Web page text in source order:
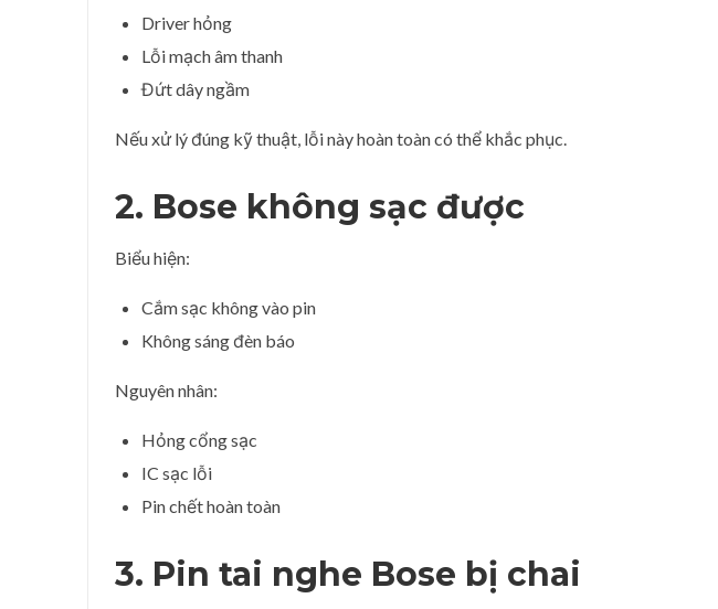
Driver hỏng
Lỗi mạch âm thanh
Đứt dây ngầm
Nếu xử lý đúng kỹ thuật, lỗi này hoàn toàn có thể khắc phục.
2. Bose không sạc được
Biểu hiện:
Cắm sạc không vào pin
Không sáng đèn báo
Nguyên nhân:
Hỏng cổng sạc
IC sạc lỗi
Pin chết hoàn toàn
3. Pin tai nghe Bose bị chai